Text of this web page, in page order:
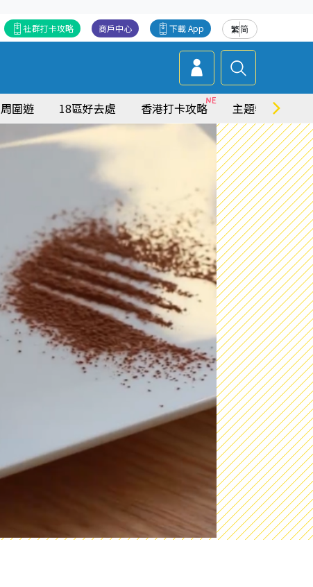
繁简
下載 App
商戶中心
社群打卡攻略
周圍遊 18區好去處 香港打卡攻略 主題特集